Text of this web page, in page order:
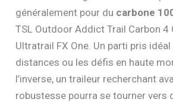
généralement pour du carbone
TSL Outdoor Addict Trail Carbon 4
Ultratrail FX One. Un parti pris
distances ou les défis en haute
l’inverse, un traileur recherchant
robustesse pourra se tourner vers